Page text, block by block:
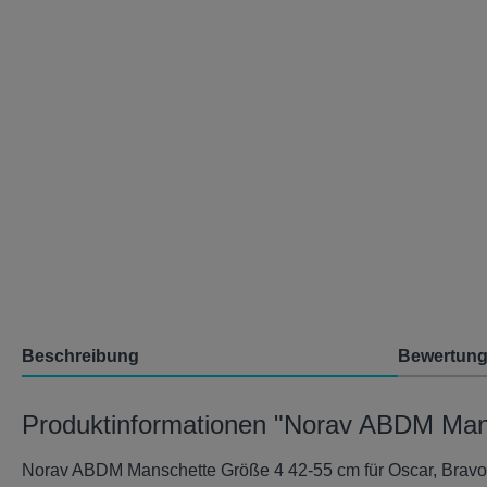
Beschreibung
Produktinformationen "Norav ABDM
Norav ABDM Manschette Größe 4 42-55 cm für Oscar,